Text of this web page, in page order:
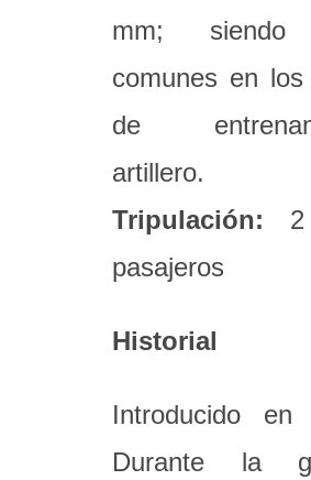
mm; siendo
comunes en los
de
artillero.
Tripulación:
pasajeros
Historial
Introducido en
Durante la